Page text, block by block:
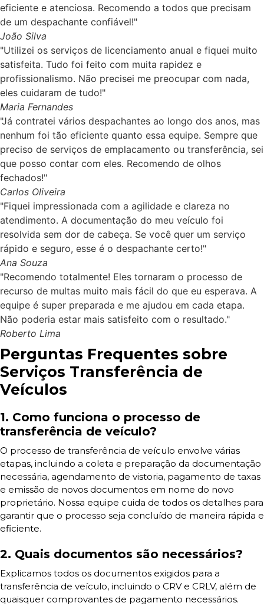
eficiente e atenciosa. Recomendo a todos que precisam
de um despachante confiável!"
João Silva
"Utilizei os serviços de licenciamento anual e fiquei muito
satisfeita. Tudo foi feito com muita rapidez e
profissionalismo. Não precisei me preocupar com nada,
eles cuidaram de tudo!"
Maria Fernandes
"Já contratei vários despachantes ao longo dos anos, mas
nenhum foi tão eficiente quanto essa equipe. Sempre que
preciso de serviços de emplacamento ou transferência, sei
que posso contar com eles. Recomendo de olhos
fechados!"
Carlos Oliveira
"Fiquei impressionada com a agilidade e clareza no
atendimento. A documentação do meu veículo foi
resolvida sem dor de cabeça. Se você quer um serviço
rápido e seguro, esse é o despachante certo!"
Ana Souza
"Recomendo totalmente! Eles tornaram o processo de
recurso de multas muito mais fácil do que eu esperava. A
equipe é super preparada e me ajudou em cada etapa.
Não poderia estar mais satisfeito com o resultado."
Roberto Lima
Perguntas Frequentes sobre
Serviços Transferência de
Veículos
1. Como funciona o processo de
transferência de veículo?
O processo de transferência de veículo envolve várias
etapas, incluindo a coleta e preparação da documentação
necessária, agendamento de vistoria, pagamento de taxas
e emissão de novos documentos em nome do novo
proprietário. Nossa equipe cuida de todos os detalhes para
garantir que o processo seja concluído de maneira rápida e
eficiente.
2. Quais documentos são necessários?
Explicamos todos os documentos exigidos para a
transferência de veículo, incluindo o CRV e CRLV, além de
quaisquer comprovantes de pagamento necessários.